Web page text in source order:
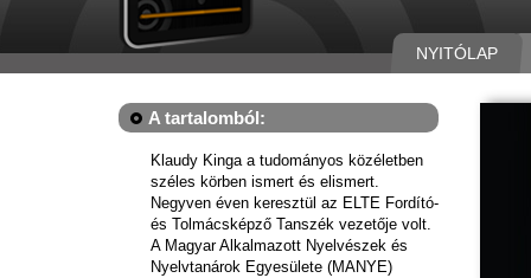
NYITÓLAP
A tartalomból:
Klaudy Kinga a tudományos közéletben
széles körben ismert és elismert.
Negyven éven keresztül az ELTE Fordító-
és Tolmácsképző Tanszék vezetője volt.
A Magyar Alkalmazott Nyelvészek és
Nyelvtanárok Egyesülete (MANYE)